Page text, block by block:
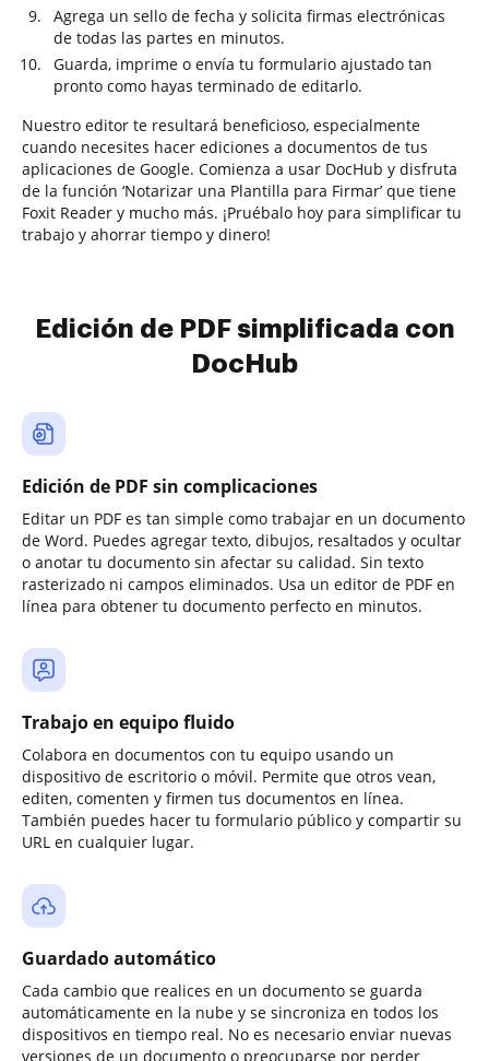
Agrega un sello de fecha y solicita firmas electrónicas
de todas las partes en minutos.
Guarda, imprime o envía tu formulario ajustado tan
pronto como hayas terminado de editarlo.
Nuestro editor te resultará beneficioso, especialmente
cuando necesites hacer ediciones a documentos de tus
aplicaciones de Google. Comienza a usar DocHub y disfruta
de la función ‘Notarizar una Plantilla para Firmar’ que tiene
Foxit Reader y mucho más. ¡Pruébalo hoy para simplificar tu
trabajo y ahorrar tiempo y dinero!
Edición de PDF simplificada con
DocHub
Edición de PDF sin complicaciones
Editar un PDF es tan simple como trabajar en un documento
de Word. Puedes agregar texto, dibujos, resaltados y ocultar
o anotar tu documento sin afectar su calidad. Sin texto
rasterizado ni campos eliminados. Usa un editor de PDF en
línea para obtener tu documento perfecto en minutos.
Trabajo en equipo fluido
Colabora en documentos con tu equipo usando un
dispositivo de escritorio o móvil. Permite que otros vean,
editen, comenten y firmen tus documentos en línea.
También puedes hacer tu formulario público y compartir su
URL en cualquier lugar.
Guardado automático
Cada cambio que realices en un documento se guarda
automáticamente en la nube y se sincroniza en todos los
dispositivos en tiempo real. No es necesario enviar nuevas
versiones de un documento o preocuparse por perder